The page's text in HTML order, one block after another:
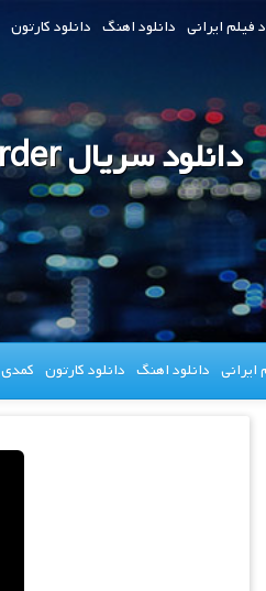
فیلم ایرانی دانلود اهنگ دانلود کارتون
دانلود سریال Talamasca The Secret Order
ایرانی دانلود اهنگ دانلود کارتون کمدی